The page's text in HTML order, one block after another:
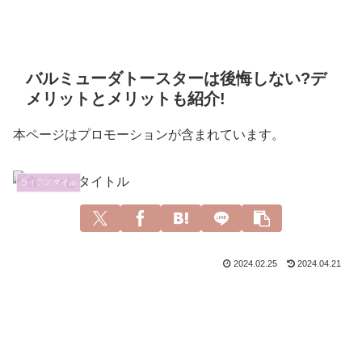
バルミューダトースターは後悔しない?デ
メリットとメリットも紹介!
本ページはプロモーションが含まれています。
ライフスタイル
2024.02.25 2024.04.21